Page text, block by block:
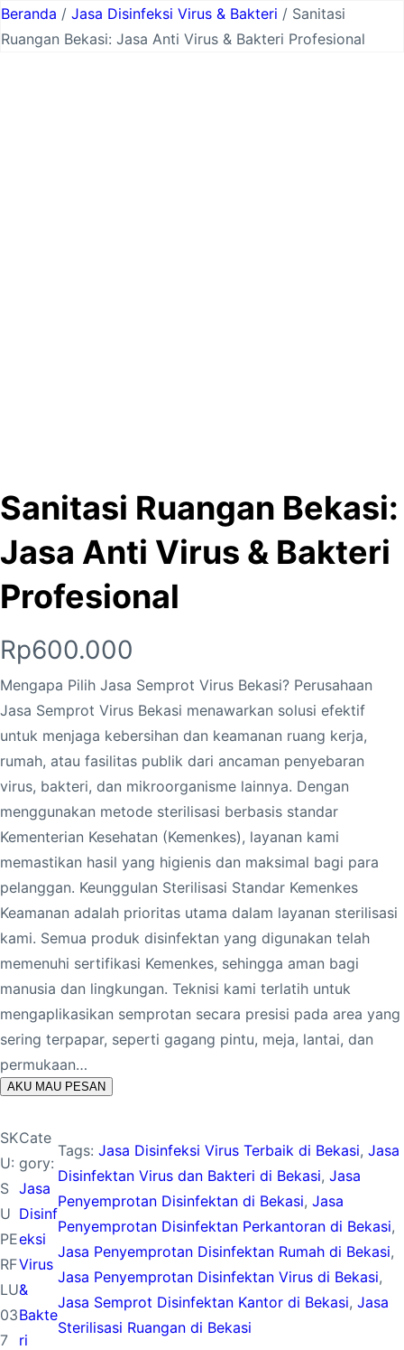
Lewati
ke
Beranda / Jasa Disinfeksi Virus & Bakteri / Sanitasi
Ruangan Bekasi: Jasa Anti Virus & Bakteri Profesional
Sanitasi Ruangan Bekasi:
Jasa Anti Virus & Bakteri
Profesional
Rp600.000
Mengapa Pilih Jasa Semprot Virus Bekasi? Perusahaan
Jasa Semprot Virus Bekasi menawarkan solusi efektif
untuk menjaga kebersihan dan keamanan ruang kerja,
rumah, atau fasilitas publik dari ancaman penyebaran
virus, bakteri, dan mikroorganisme lainnya. Dengan
menggunakan metode sterilisasi berbasis standar
Kementerian Kesehatan (Kemenkes), layanan kami
memastikan hasil yang higienis dan maksimal bagi para
pelanggan. Keunggulan Sterilisasi Standar Kemenkes
Keamanan adalah prioritas utama dalam layanan sterilisasi
kami. Semua produk disinfektan yang digunakan telah
memenuhi sertifikasi Kemenkes, sehingga aman bagi
manusia dan lingkungan. Teknisi kami terlatih untuk
mengaplikasikan semprotan secara presisi pada area yang
sering terpapar, seperti gagang pintu, meja, lantai, dan
permukaan…
AKU MAU PESAN
SK
U:
S
U
PE
RF
LU
03
7
Cate
gory:
Jasa
Disinf
eksi
Virus
&
Bakte
ri
Tags:Jasa Disinfeksi Virus Terbaik di Bekasi, Jasa
Disinfektan Virus dan Bakteri di Bekasi, Jasa
Penyemprotan Disinfektan di Bekasi, Jasa
Penyemprotan Disinfektan Perkantoran di Bekasi,
Jasa Penyemprotan Disinfektan Rumah di Bekasi,
Jasa Penyemprotan Disinfektan Virus di Bekasi,
Jasa Semprot Disinfektan Kantor di Bekasi, Jasa
Sterilisasi Ruangan di Bekasi